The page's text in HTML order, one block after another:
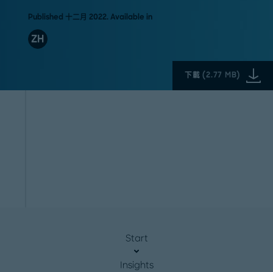
Published 十二月 2022. Available in
ZH
下載(2.77 MB)
Start
Insights